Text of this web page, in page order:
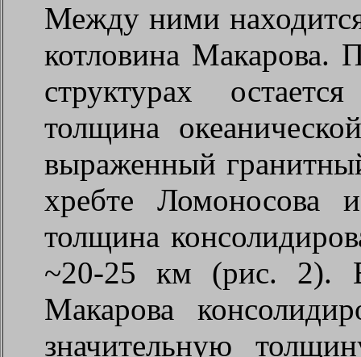
Между ними
котловина Макарова.
структурах
толщина
выраженный
хребте Ломоносова
толщина
~20-25 км (рис. 2).
Макарова
значительную